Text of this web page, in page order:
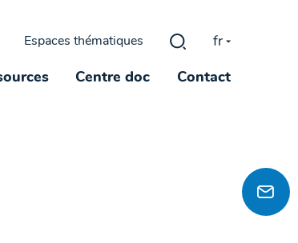
Espaces thématiques Rechercher :
fr
Centre doc Contact